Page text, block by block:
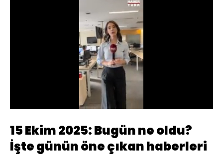
Aç
Hızı
15 Ekim 2025: Bugün ne oldu?
İşte günün öne çıkan haberleri